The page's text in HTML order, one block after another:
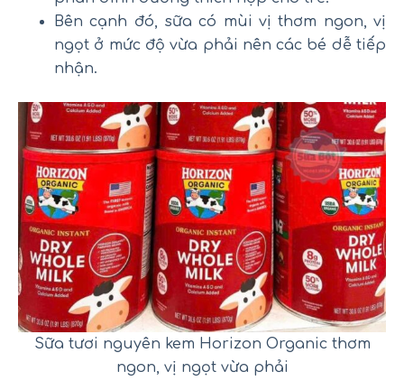
Bên cạnh đó, sữa có mùi vị thơm ngon, vị
ngọt ở mức độ vừa phải nên các bé dễ tiếp
nhận.
Sữa tươi nguyên kem Horizon Organic thơm
ngon, vị ngọt vừa phải